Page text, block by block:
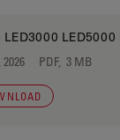
LED3000
PDF, 3 MB